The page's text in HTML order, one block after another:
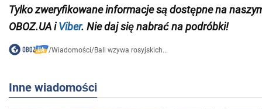
Tylko zweryfikowane informacje są dostępne na
OBOZ.UA iViber. Nie daj się nabrać na podróbki!
/Wiadomości/Bali wzywa rosyjskich...
Inne wiadomości